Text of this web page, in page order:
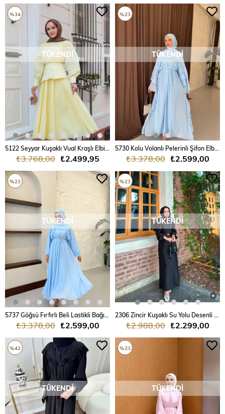
TÜKENDI
₺2.499,95
₺3.768,00
%34
TÜKENDI
₺2.599,00
₺3.378,00
%23
TÜKENDI
5737 Göğsü Fırfırlı Beli Lastikli Bağıcıklı Tencel Elbise
₺2.599,00
₺3.378,00
%23
TÜKENDI
2306 Zincir Kuşaklı Su Yolu Desenli Elbise
₺2.299,00
₺2.988,00
%23
TÜKENDI
%42
TÜKENDI
%23